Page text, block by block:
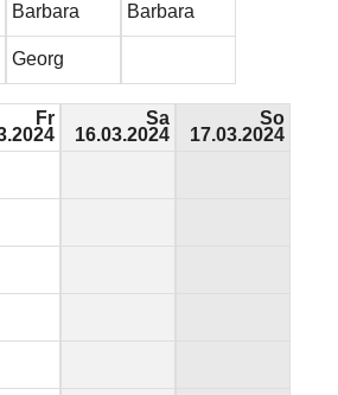
Barbara
Georg
Barbara
Fr
Sa
16.03.2024
So
17.03.2024